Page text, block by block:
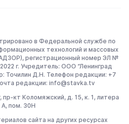
в Федеральной службе по
технологий и массовых
регистрационный номер ЭЛ №
г. Учредитель: ООО “Ленинград
Точилин Д.Н. Телефон редакции: +7
редакции: info@stavka.tv
кт Коломяжский, д. 15, к. 1, литера
А, пом. 30Н
сайта на других ресурсах